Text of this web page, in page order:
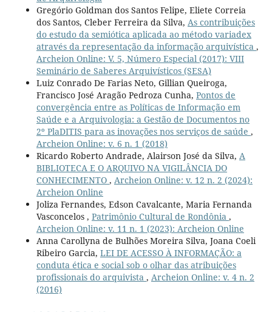
Gregório Goldman dos Santos Felipe, Eliete Correia
dos Santos, Cleber Ferreira da Silva, As contribuições
do estudo da semiótica aplicada ao método variadex
através da representação da informação arquivística ,
Archeion Online: V. 5, Número Especial (2017): VIII
Seminário de Saberes Arquivísticos (SESA)
Luiz Conrado De Farias Neto, Gillian Queiroga,
Francisco José Aragão Pedroza Cunha, Pontos de
convergência entre as Políticas de Informação em
Saúde e a Arquivologia: a Gestão de Documentos no
2º PlaDITIS para as inovações nos serviços de saúde ,
Archeion Online: v. 6 n. 1 (2018)
Ricardo Roberto Andrade, Alairson José da Silva, A
BIBLIOTECA E O ARQUIVO NA VIGILÂNCIA DO
CONHECIMENTO , Archeion Online: v. 12 n. 2 (2024):
Archeion Online
Joliza Fernandes, Edson Cavalcante, Maria Fernanda
Vasconcelos , Patrimônio Cultural de Rondônia ,
Archeion Online: v. 11 n. 1 (2023): Archeion Online
Anna Carollyna de Bulhões Moreira Silva, Joana Coeli
Ribeiro Garcia, LEI DE ACESSO À INFORMAÇÃO: a
conduta ética e social sob o olhar das atribuições
profissionais do arquivista , Archeion Online: v. 4 n. 2
(2016)